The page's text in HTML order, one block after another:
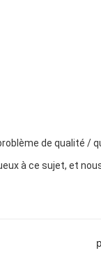
de qualité /
à ce sujet, et